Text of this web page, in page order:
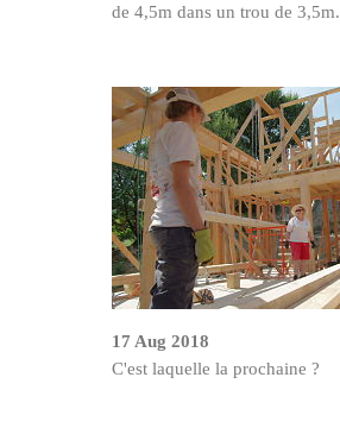
de 4,5m dans un trou de 3,5m.
17 Aug 2018
C'est laquelle la prochaine ?